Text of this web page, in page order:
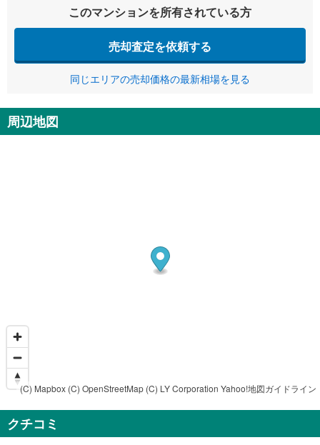
このマンションを所有されている方
売却査定を依頼する
同じエリアの売却価格の最新相場を見る
周辺地図
(C) Mapbox (C) OpenStreetMap (C) LY Corporation Yahoo!地図ガイドライン
クチコミ